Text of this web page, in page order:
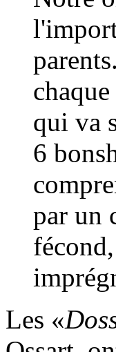
qui va
6
par un
Les «